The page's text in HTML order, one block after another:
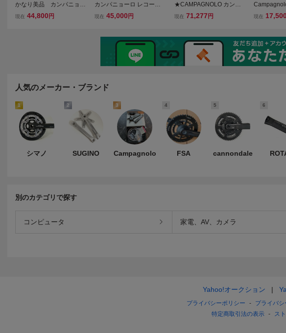
かなり美品 カンパニョー
ロ ユーラス ホイールセッ
現在 44,800円
カンパニョーロ レコード 1
75mm Campagnolo Recor
現在 45,000円
★CAMPAGNOLO カンパ
ニョーロ CHORUS 11 2x1
現在 71,277円
ロ ゾンダ
現在 17,500
人気のメーカー・ブランド
1
シマノ
2
SUGINO
3
Campagnolo
4
FSA
5
cannondale
6
別のカテゴリで探す
コンピュータ 家電、AV、カメラ
Yahoo!オークション
プライバシーポリシー プライバ
特定商取引法の表示
ス